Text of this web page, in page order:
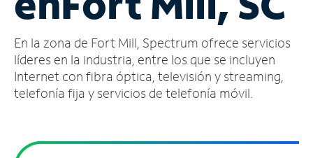
cuenta
Encuentra
una
tienda
En la zona de Fort Mill, Spectrum ofrece servicios
líderes en la industria, entre los que se incluyen
Internet con fibra óptica, televisión y streaming,
telefonía fija y servicios de telefonía móvil.